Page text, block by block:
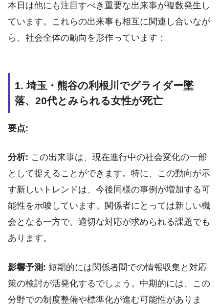
本日は他にも注目すべき重要な出来事が複数発生し
ています。これらの出来事も相互に関連し合いなが
ら、社会全体の動向を形作っています：
1. 埼玉・熊谷の利根川でグライダー墜
落、20代とみられる女性が死亡
要点:
分析: この出来事は、現在進行中の社会変化の一部
として捉えることができます。特に、この動向が示
す新しいトレンドは、今後同様の事例が増加する可
能性を示唆しています。関係者にとっては新しい機
会となる一方で、適切な対応が求められる課題でも
あります。
影響予測: 短期的には関係者間での情報収集と対応
策の検討が活発化するでしょう。中期的には、この
分野での制度整備や標準化が進む可能性がありま